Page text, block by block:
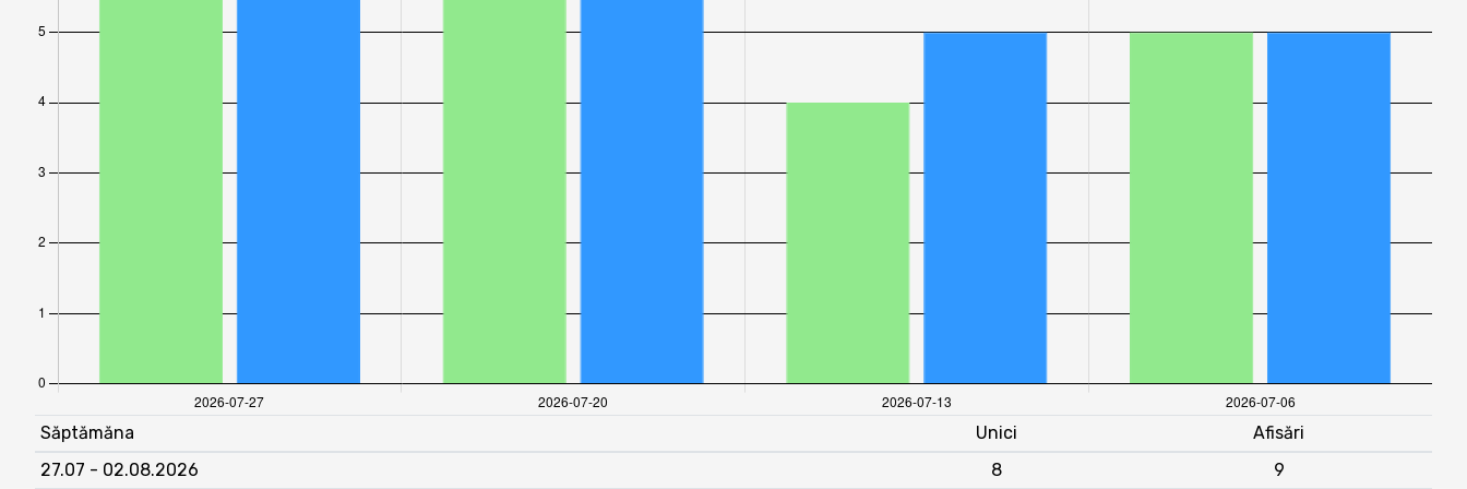
Săptămăna Unici
Afisări
27.07 - 02.08.2026
8 9